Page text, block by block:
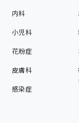
内科
小児科
花粉症
皮膚科
感染症